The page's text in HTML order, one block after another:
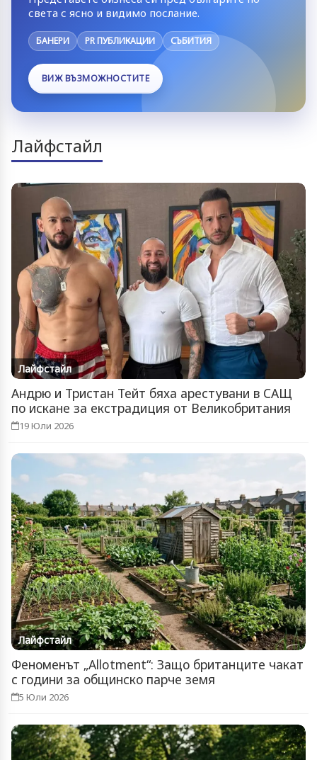
света с ясно и видимо послание.
БАНЕРИ PR ПУБЛИКАЦИИ СЪБИТИЯ
ВИЖ ВЪЗМОЖНОСТИТЕ
Лайфстайл
Лайфстайл
Андрю и Тристан Тейт бяха арестувани в САЩ
по искане за екстрадиция от Великобритания
19 Юли 2026
Лайфстайл
Феноменът „Allotment“: Защо британците чакат
с години за общинско парче земя
5 Юли 2026